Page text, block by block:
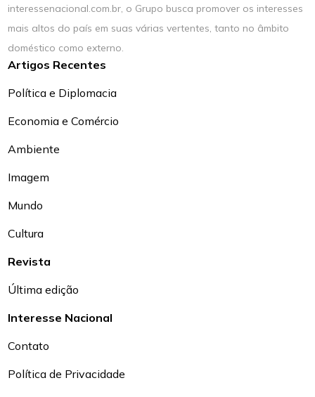
interessenacional.com.br, o Grupo busca promover os interesses
mais altos do país em suas várias vertentes, tanto no âmbito
doméstico como externo.
Artigos Recentes
Política e Diplomacia
Economia e Comércio
Ambiente
Imagem
Mundo
Cultura
Revista
Última edição
Interesse Nacional
Contato
Política de Privacidade